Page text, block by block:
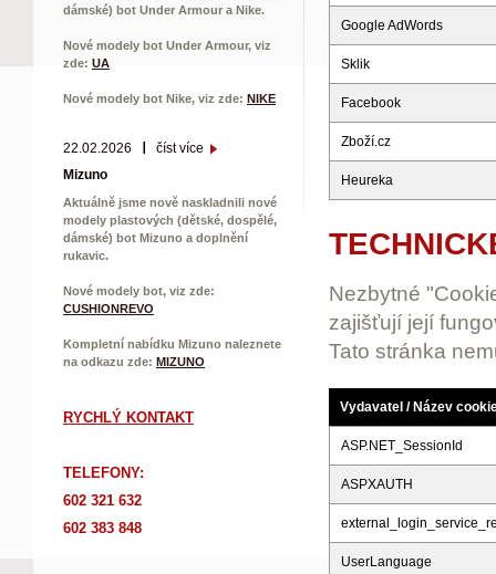
dámské) bot Under Armour a Nike.
Nové modely bot Under Armour, viz
zde: UA
Nové modely bot Nike, viz zde: NIKE
22.02.2026
číst více
Mizuno
Aktuálně jsme nově naskladnili nové
modely plastových (dětské, dospělé,
dámské) bot Mizuno a doplnění
rukavic.
Nové modely bot, viz zde:
CUSHIONREVO
Kompletní nabídku Mizuno naleznete
na odkazu zde: MIZUNO
RYCHLÝ KONTAKT
TELEFONY:
602 321 632
602 383 848
Google AdWords
Sklik
Facebook
Zboží.cz
Heureka
Nezbytné
zajišťují její
Tato stránka
Vydavatel / Název
ASP.NET_SessionId
ASPXAUTH
UserLanguage